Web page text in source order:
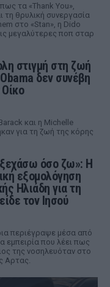
τα «Thank You»,
τη θρυλική συνεργασία
στο «Stan», η Dido
μεγαλύτερες ποπ σταρ
στιγμή στη ζωή
δεν συνέβη
και η Michelle
για τη ζωή της κόρης
όσο ζω»: Η
εξομολόγηση
Ηλιάδη για τη
τον Ιησού
περιέγραψε μέσα από
εμπειρία που λέει πως
της νοσηλευόταν στο
Αρτας.